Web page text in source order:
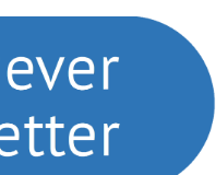
Volta” com descontos de